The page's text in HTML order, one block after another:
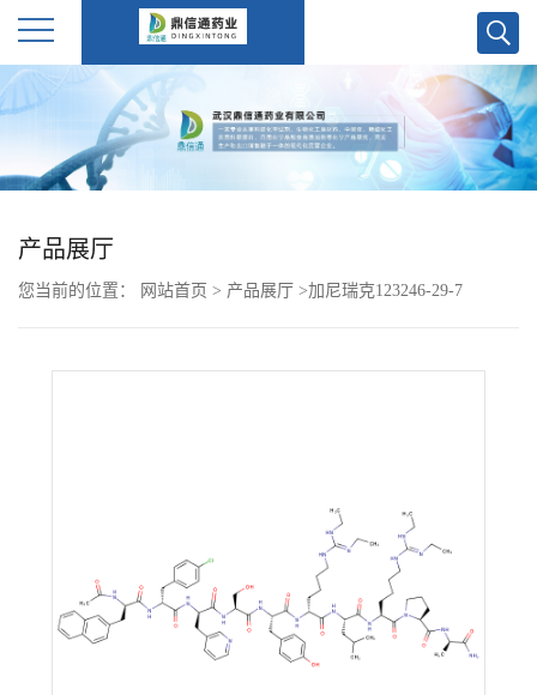
公
产品展厅
您当前的位置： 网站首页 > 产品展厅 >加尼瑞克123246-29-7